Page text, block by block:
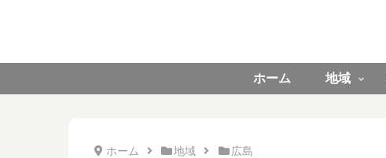
ホーム 地域
ホーム 地域 広島